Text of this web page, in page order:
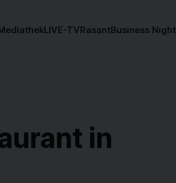
LIVE-TVRasantBusiness Night
in